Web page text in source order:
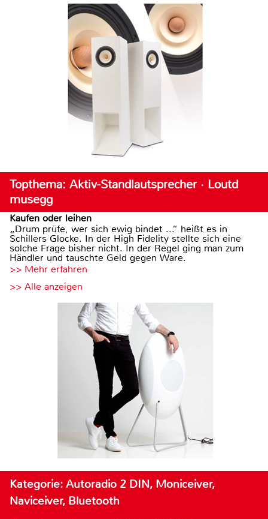
Topthema: Aktiv-Standlautsprecher · Loutd
musegg
Kaufen oder leihen
„Drum prüfe, wer sich ewig bindet ...“ heißt es in
Schillers Glocke. In der High Fidelity stellte sich eine
solche Frage bisher nicht. In der Regel ging man zum
Händler und tauschte Geld gegen Ware.
>> Mehr erfahren
>> Alle anzeigen
Kategorie: Autoradio 2 DIN, Moniceiver,
Naviceiver, Bluetooth